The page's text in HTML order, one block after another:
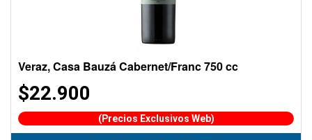
Veraz, Casa Bauzá Cabernet/Franc 750 cc
$22.900
(Precios Exclusivos Web)